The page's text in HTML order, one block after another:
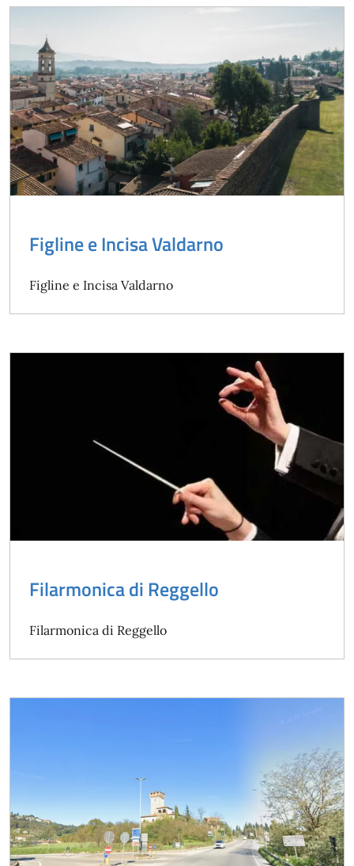
Figline e Incisa Valdarno
Figline e Incisa Valdarno
Filarmonica di Reggello
Filarmonica di Reggello